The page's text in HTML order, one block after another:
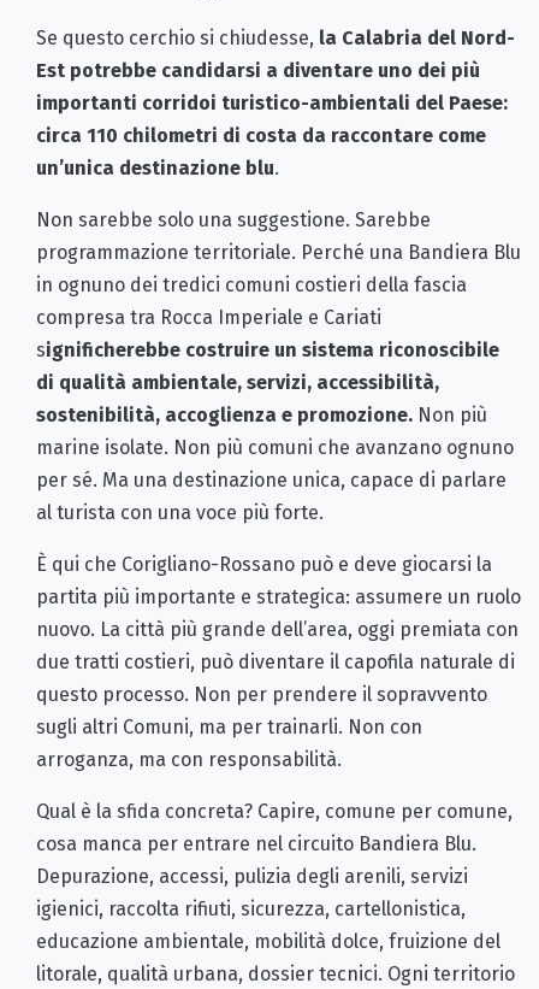
Se questo cerchio si chiudesse, la Calabria del Nord-
Est potrebbe candidarsi a diventare uno dei più
importanti corridoi turistico-ambientali del Paese:
circa 110 chilometri di costa da raccontare come
un’unica destinazione blu.
Non sarebbe solo una suggestione. Sarebbe
programmazione territoriale. Perché una Bandiera Blu
in ognuno dei tredici comuni costieri della fascia
compresa tra Rocca Imperiale e Cariati
significherebbe costruire un sistema riconoscibile
di qualità ambientale, servizi, accessibilità,
sostenibilità, accoglienza e promozione. Non più
marine isolate. Non più comuni che avanzano ognuno
per sé. Ma una destinazione unica, capace di parlare
al turista con una voce più forte.
È qui che Corigliano-Rossano può e deve giocarsi la
partita più importante e strategica: assumere un ruolo
nuovo. La città più grande dell’area, oggi premiata con
due tratti costieri, può diventare il capofila naturale di
questo processo. Non per prendere il sopravvento
sugli altri Comuni, ma per trainarli. Non con
arroganza, ma con responsabilità.
Qual è la sfida concreta? Capire, comune per comune,
cosa manca per entrare nel circuito Bandiera Blu.
Depurazione, accessi, pulizia degli arenili, servizi
igienici, raccolta rifiuti, sicurezza, cartellonistica,
educazione ambientale, mobilità dolce, fruizione del
litorale, qualità urbana, dossier tecnici. Ogni territorio